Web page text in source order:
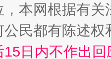
本网根据有
公民都有陈述
日内不作出